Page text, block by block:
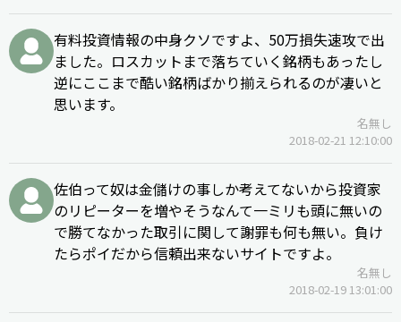
有料投資情報の中身クソですよ、50万損失速攻で出
ました。ロスカットまで落ちていく銘柄もあったし
逆にここまで酷い銘柄ばかり揃えられるのが凄いと
思います。
名無し
2018-02-21 12:10:00
佐伯って奴は金儲けの事しか考えてないから投資家
のリピーターを増やそうなんて一ミリも頭に無いの
で勝てなかった取引に関して謝罪も何も無い。負け
たらポイだから信頼出来ないサイトですよ。
名無し
2018-02-19 13:01:00